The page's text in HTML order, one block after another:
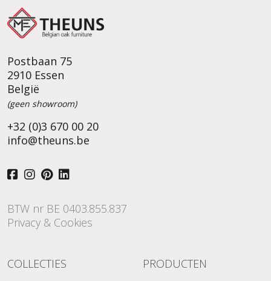
Postbaan 75
2910 Essen
België
(geen showroom)
+32 (0)3 670 00 20
info@theuns.be
BTW nr BE 0403.855.837
Privacy & Cookies
COLLECTIES
PRODUCTEN